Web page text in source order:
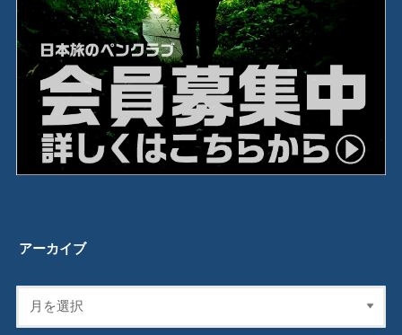
アーカイブ